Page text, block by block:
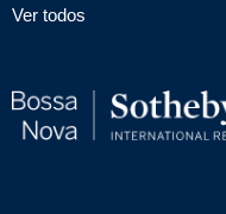
Ver todos